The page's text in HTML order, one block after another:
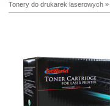
Tonery do drukarek laserowych»